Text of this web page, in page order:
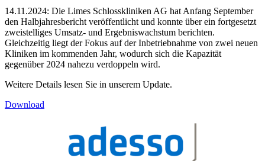
14.11.2024: Die Limes Schlosskliniken AG hat Anfang September
den Halbjahresbericht veröffentlicht und konnte über ein fortgesetzt
zweistelliges Umsatz- und Ergebniswachstum berichten.
Gleichzeitig liegt der Fokus auf der Inbetriebnahme von zwei neuen
Kliniken im kommenden Jahr, wodurch sich die Kapazität
gegenüber 2024 nahezu verdoppeln wird.
Weitere Details lesen Sie in unserem Update.
Download